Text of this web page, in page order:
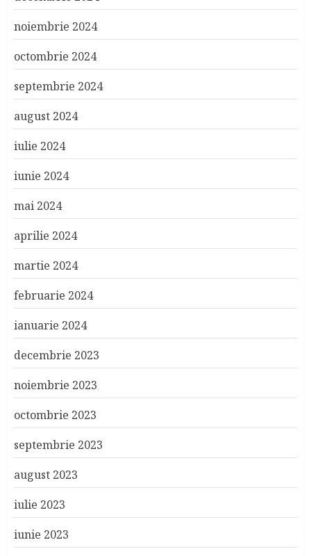
noiembrie 2024
octombrie 2024
septembrie 2024
august 2024
iulie 2024
iunie 2024
mai 2024
aprilie 2024
martie 2024
februarie 2024
ianuarie 2024
decembrie 2023
noiembrie 2023
octombrie 2023
septembrie 2023
august 2023
iulie 2023
iunie 2023